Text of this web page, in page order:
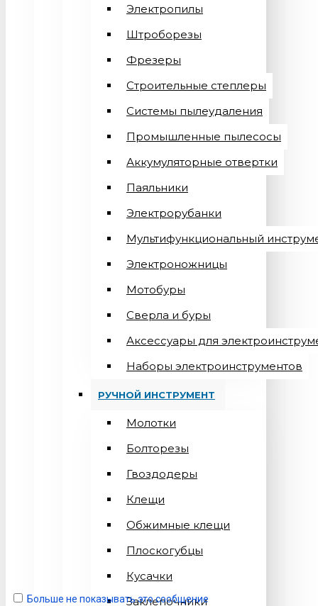
Электропилы
Штроборезы
Фрезеры
Строительные степлеры
Системы пылеудаления
Промышленные пылесосы
Аккумуляторные отвертки
Паяльники
Электрорубанки
Мультифункциональный
Электроножницы
Мотобуры
Сверла и буры
Аксессуары для
Наборы электроинструментов
РУЧНОЙ ИНСТРУМЕНТ
Молотки
Болторезы
Гвоздодеры
Клещи
Обжимные клещи
Плоскогубцы
Кусачки
Заклепочники
Больше не показывать это сообщение